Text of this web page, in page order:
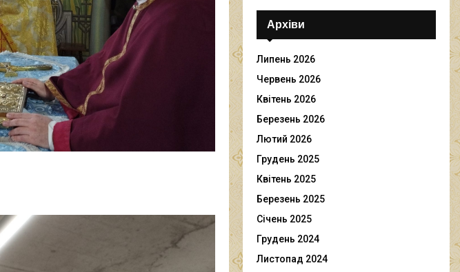
Архіви
Липень 2026
Червень 2026
Квітень 2026
Березень 2026
Лютий 2026
Грудень 2025
Квітень 2025
Березень 2025
Січень 2025
Грудень 2024
Листопад 2024